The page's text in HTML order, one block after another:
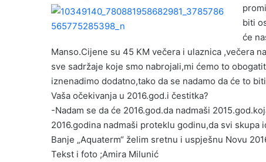
biti
će
Manso.Cijene su 45 KM večera i ulaznica ,večera
sve sadržaje koje smo nabrojali,mi ćemo to
iznenadimo dodatno,tako da se nadamo da će to
Vaša očekivanja u 2016.god.i čestitka?
-Nadam se da će 2016.god.da nadmaši
2016.godina nadmaši proteklu godinu,da svi
Banje „Aquaterm“ želim sretnu i uspješnu Novu
Tekst i foto ;Amira Milunić